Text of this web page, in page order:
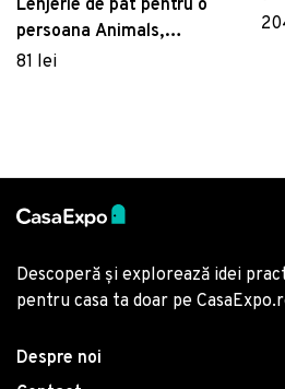
Lenjerie de pat pentru o
persoana Animals,
Heinner Home, 150x200
81 lei
Descoperă și explorează idei
pentru casa ta doar pe
Despre noi